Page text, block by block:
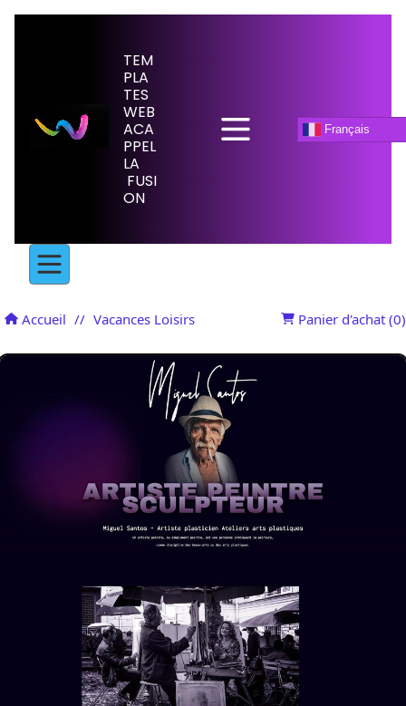
TEM
PLA
TES
WEB
ACA
PPEL
LA
FUSI
ON
Français
Accueil // Vacances Loisirs Panier d'achat (0)